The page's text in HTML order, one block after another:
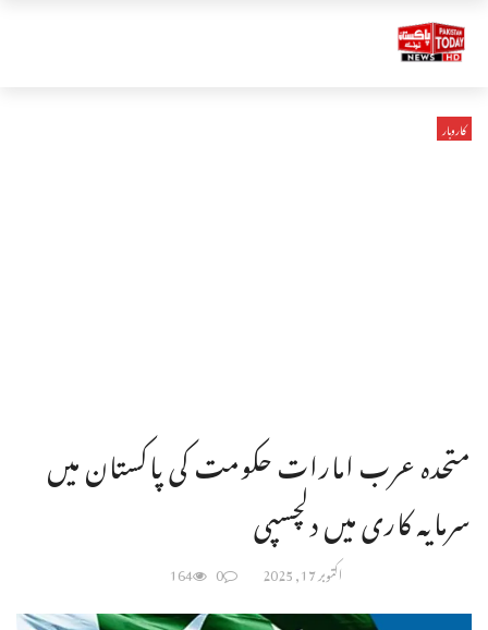
کاروبار
متحدہ عرب امارات حکومت کی پاکستان میں
سرمایہ کاری میں دلچسپی
اکتوبر 17, 2025 0
164